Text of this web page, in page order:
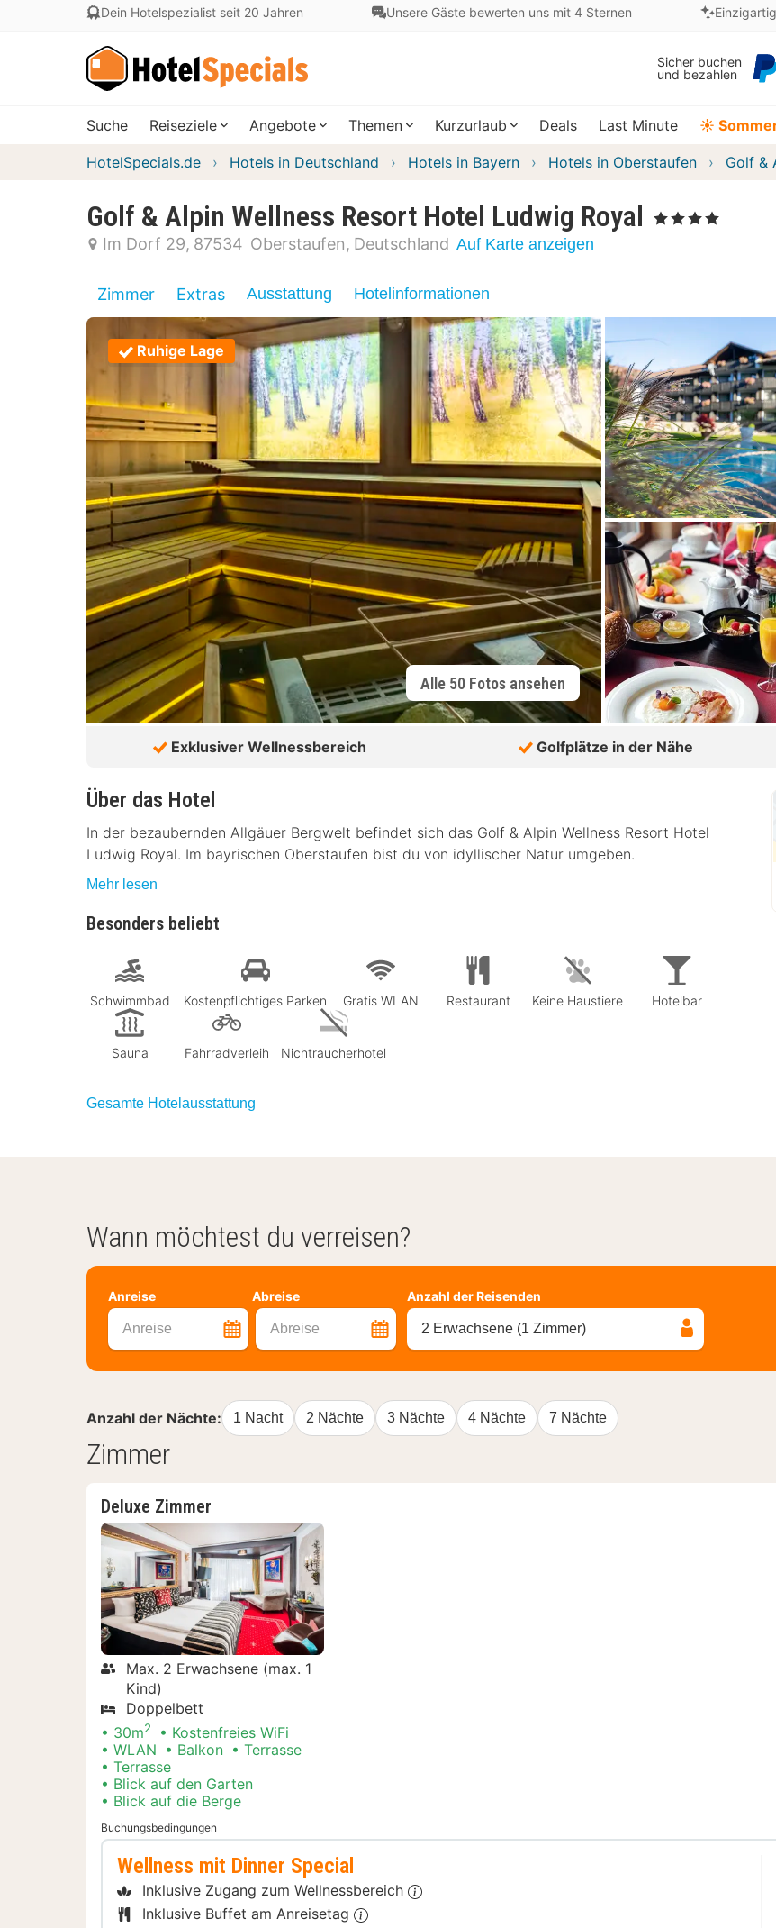
Dein Hotelspezialist seit 20 Jahren Unsere Gäste bewerten uns mit 4 Sternen
Sicher buchen
und bezahlen
Suche Reiseziele Angebote Themen Kurzurlaub Deals Last Minute ☀️
HotelSpecials.de Hotels in Deutschland Hotels in Bayern Hotels in Oberstaufen Golf &
Golf & Alpin Wellness Resort Hotel Ludwig Royal , 4 Sterne
Im Dorf 29 87534 Oberstaufen Deutschland Auf Karte anzeigen
Zimmer Extras Ausstattung Hotelinformationen
Ruhige Lage
Alle 50 Fotos ansehen
Exklusiver Wellnessbereich Golfplätze in der Nähe
Über das Hotel
In der bezaubernden Allgäuer Bergwelt befindet sich das Golf & Alpin Wellness Resort Hotel
Ludwig Royal. Im bayrischen Oberstaufen bist du von idyllischer Natur umgeben.
Mehr lesen
Besonders beliebt
Schwimmbad Kostenpflichtiges Parken Gratis WLAN Restaurant Keine Haustiere Hotelbar
Sauna Fahrradverleih Nichtraucherhotel
Gesamte Hotelausstattung
Wann möchtest du verreisen?
Anreise Abreise
Anreise Abreise
Anzahl der Reisenden
2 Erwachsene (1 Zimmer)
Anzahl der Nächte: 1 Nacht 2 Nächte 3 Nächte 4 Nächte 7 Nächte
Zimmer
Deluxe Zimmer
Max. 2 Erwachsene (max. 1
Kind)
Doppelbett
30m2
Kostenfreies WiFi
WLAN
Balkon
Terrasse
Terrasse
Blick auf den Garten
Blick auf die Berge
Buchungsbedingungen
Wellness mit Dinner Special
Inklusive Zugang zum Wellnessbereich
Inklusive Buffet am Anreisetag